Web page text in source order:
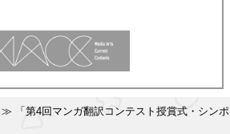
≫ 「第4回マンガ翻訳コンテスト授賞式・シンポ